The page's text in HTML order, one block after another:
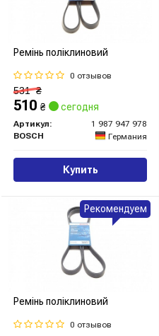
Ремінь поліклиновий
0 отзывов
531₴
510 ₴ сегодня
Артикул:
1 987 947 978
BOSCH
Германия
Купить
Ремінь поліклиновий
0 отзывов
Рекомендуем